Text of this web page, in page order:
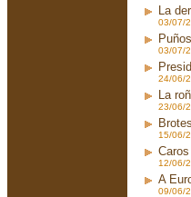
La
03/07/
03/07/
24/06/
La
23/06/
15/06/
12/06/
A
09/06/